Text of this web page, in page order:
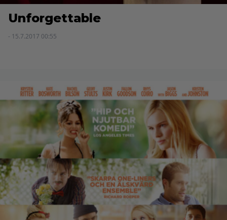
Unforgettable
- 15.7.2017 00:55